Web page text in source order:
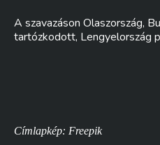
A szavazáson Olaszország,
tartózkodott, Lengyelország
Címlapkép: Freepik